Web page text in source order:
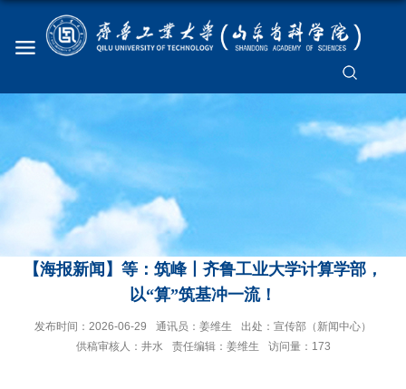
【海报新闻】等：筑峰丨齐鲁工业大学计算学部，
以“算”筑基冲一流！
发布时间：2026-06-29 通讯员：姜维生
出处：宣传部（新闻中心）
供稿审核人：井水
责任编辑：姜维生 访问量： 173